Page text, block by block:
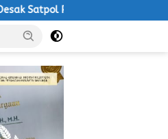
Aturan, Operasional PKS Tanpa